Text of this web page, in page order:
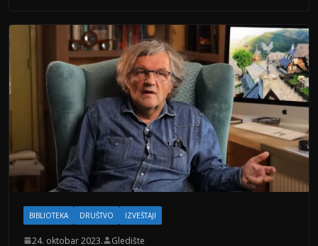
BIBLIOTEKA DRUŠTVO IZVEŠTAJI
24. oktobar 2023. Gledište